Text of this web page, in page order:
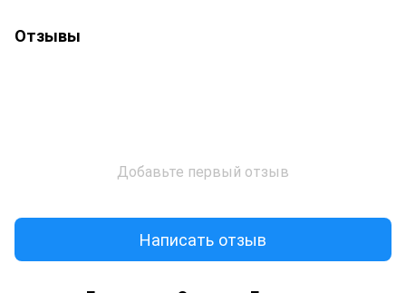
Отзывы
Добавьте первый отзыв
Написать отзыв